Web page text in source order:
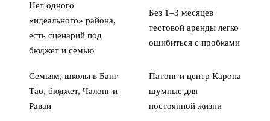
Нет одного
«идеального» района,
есть сценарий под
бюджет и семью
Без 1–3 месяцев
тестовой аренды легко
ошибиться с пробками
Семьям, школы в Банг
Тао, бюджет, Чалонг и
Раваи
Патонг и центр Карона
шумные для
постоянной жизни